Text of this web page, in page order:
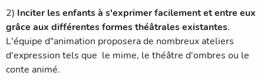
2) Inciter les enfants à s'exprimer facilement et entre eux
grâce aux différentes formes théâtrales existantes.
L'équipe d"animation proposera de nombreux ateliers
d'expression tels que le mime, le théâtre d'ombres ou le
conte animé.